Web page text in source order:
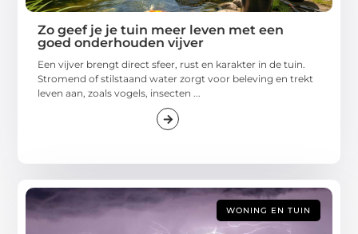
Zo geef je je tuin meer leven met een
goed onderhouden vijver
Een vijver brengt direct sfeer, rust en karakter in de tuin.
Stromend of stilstaand water zorgt voor beleving en trekt
leven aan, zoals vogels, insecten ...
WONING EN TUIN